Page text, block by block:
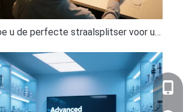
Hoe u de perfecte straalsplitser voor uw optische opstelling selecteert
+86-
' +'
' +'
' +'' +'' +'
' +'' +'' +'
' +'' +'' +'
' +'
' +'